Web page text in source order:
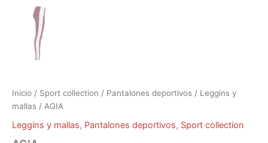
Inicio / Sport collection / Pantalones deportivos / Leggins y
mallas / AGIA
Leggins y mallas, Pantalones deportivos, Sport collection